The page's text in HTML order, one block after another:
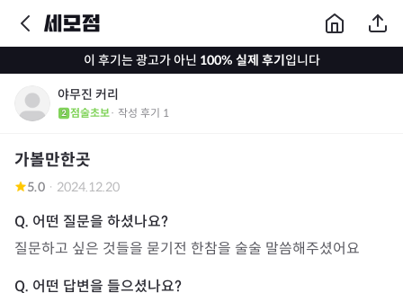
이 후기는 광고가 아닌 100% 실제 후기입니다
야무진 커리
점술초보· 작성 후기 1
가볼만한곳
5.0 · 2024.12.20
질문하고 싶은 것들을 묻기전 한참을 술술 말씀해주셨어요